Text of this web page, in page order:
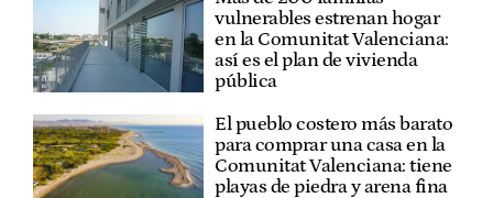
vulnerables estrenan hogar
en la Comunitat Valenciana:
así es el plan de vivienda
pública
El pueblo costero más barato
para comprar una casa en la
Comunitat Valenciana: tiene
playas de piedra y arena fina